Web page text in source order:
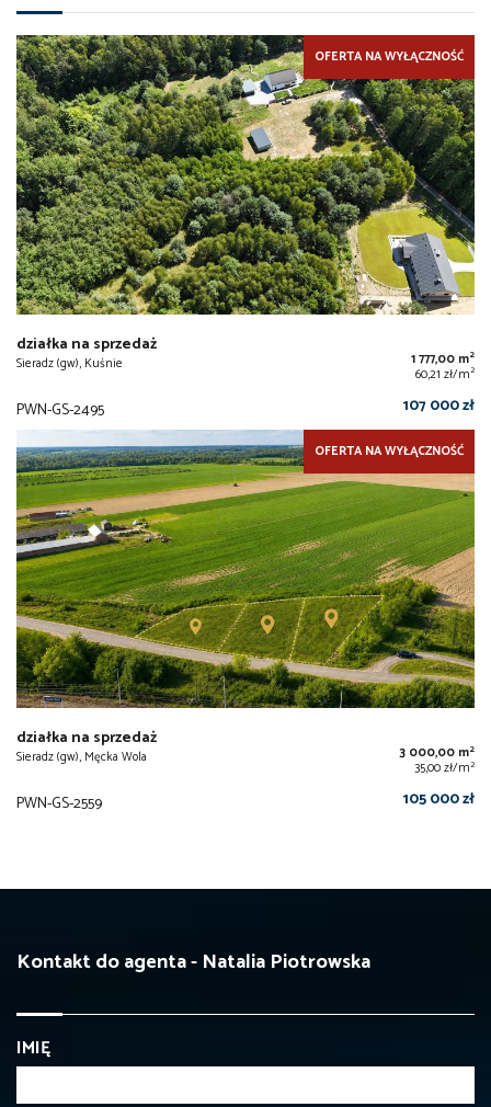
OFERTA NA WYŁĄCZNOŚĆ
działka na sprzedaż
Sieradz (gw), Kuśnie 1 777,00 m2
60,21 zł/m2
PWN-GS-2495 107 000 zł
OFERTA NA WYŁĄCZNOŚĆ
działka na sprzedaż
Sieradz (gw), Męcka Wola 3 000,00 m2
35,00 zł/m2
PWN-GS-2559 105 000 zł
Kontakt do agenta - Natalia Piotrowska
IMIĘ